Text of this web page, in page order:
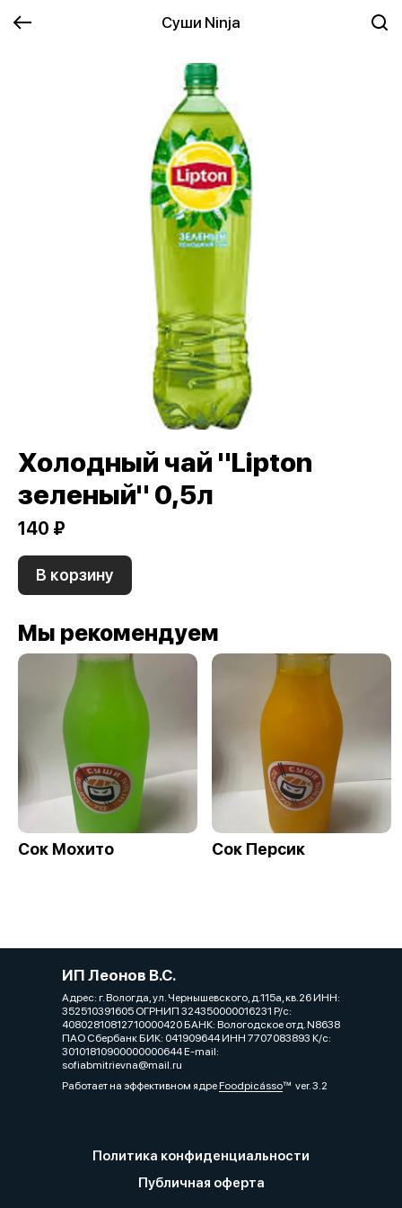
Суши Ninja
Холодный чай "Lipton
зеленый" 0,5л
140 ₽
В корзину
Мы рекомендуем
Сок Мохито Сок Персик
ИП Леонов В.С.
Адрес: г. Вологда, ул. Чернышевского, д.115а, кв.26 ИНН:
352510391605 ОГРНИП 324350000016231 Р/с:
40802810812710000420 БАНК: Вологодское отд. N8638
ПАО Сбербанк БИК: 041909644 ИНН 7707083893 К/с:
30101810900000000644 E-mail:
sofiabmitrievna@mail.ru
Работает на эффективном ядреFoodpicássover. 3.2
Политика конфиденциальности
Публичная оферта